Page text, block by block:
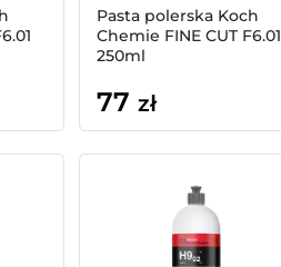
Pasta polerska Koch
Chemie FINE CUT F6.01
250ml
77 zł